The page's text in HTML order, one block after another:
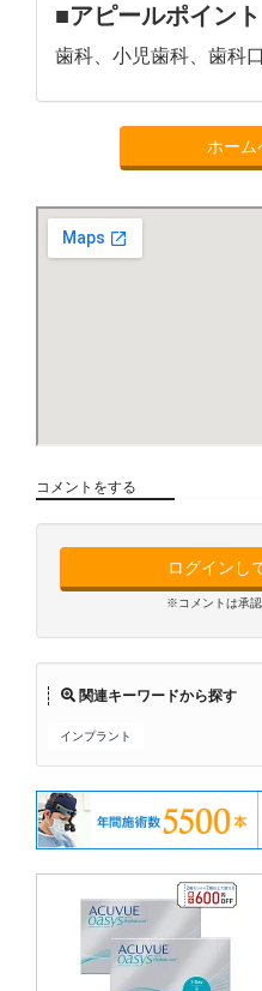
■アピールポイン
歯科、小児歯科、歯科
ホーム
コメントをする
ログインし
※コメントは承認
関連キーワードから探す
インプラント